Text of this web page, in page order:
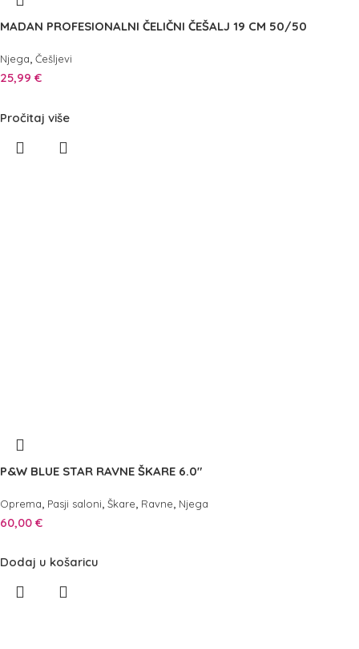
MADAN PROFESIONALNI ČELIČNI ČEŠALJ 19 CM 50/50
Njega, Češljevi
25,99 €
Pročitaj više
P&W BLUE STAR RAVNE ŠKARE 6.0″
Oprema Pasji saloni Škare Ravne Njega
60,00 €
Dodaj u košaricu